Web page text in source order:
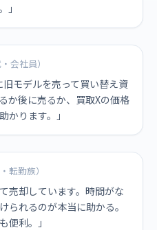
」
会社員）
モデルを売って買い替え資
か後に売るか、買取Xの価格
かります。」
転勤族）
売却しています。時間がな
られるのが本当に助かる。
便利。」